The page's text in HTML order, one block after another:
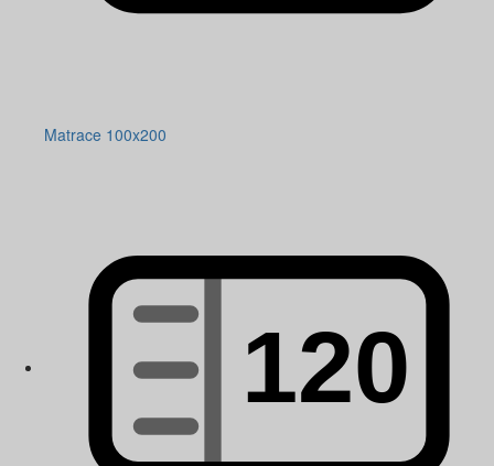
Matrace 100x200